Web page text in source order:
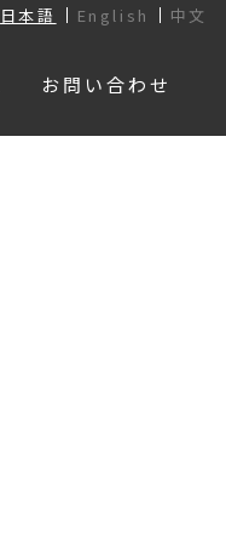
日本語 English 中文
お問い合わせ